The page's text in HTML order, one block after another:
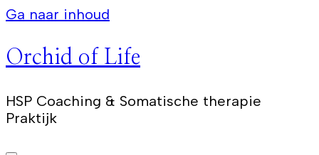
Ga naar inhoud
Orchid of Life
HSP Coaching & Somatische therapie
Praktijk